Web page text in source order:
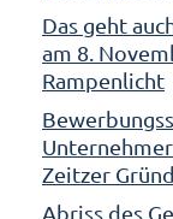
Das geht
am 8.
Rampenlicht
Zeitzer
Abriss des